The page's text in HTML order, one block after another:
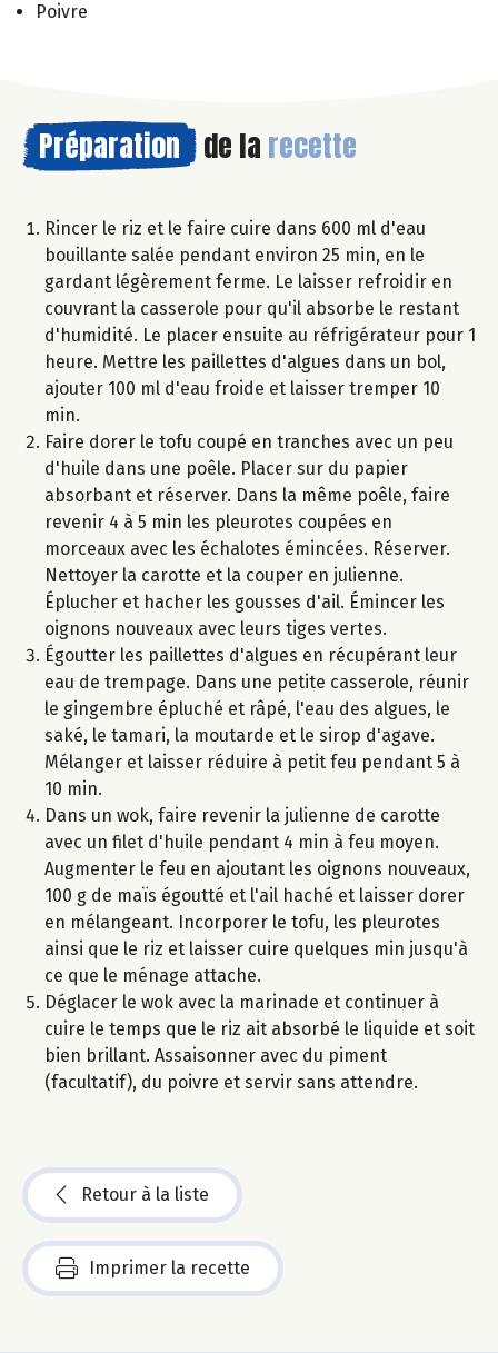
Poivre
Préparation de la recette
Rincer le riz et le faire cuire dans 600 ml d'eau
bouillante salée pendant environ 25 min, en le
gardant légèrement ferme. Le laisser refroidir en
couvrant la casserole pour qu'il absorbe le restant
d'humidité. Le placer ensuite au réfrigérateur pour 1
heure. Mettre les paillettes d'algues dans un bol,
ajouter 100 ml d'eau froide et laisser tremper 10
min.
Faire dorer le tofu coupé en tranches avec un peu
d'huile dans une poêle. Placer sur du papier
absorbant et réserver. Dans la même poêle, faire
revenir 4 à 5 min les pleurotes coupées en
morceaux avec les échalotes émincées. Réserver.
Nettoyer la carotte et la couper en julienne.
Éplucher et hacher les gousses d'ail. Émincer les
oignons nouveaux avec leurs tiges vertes.
Égoutter les paillettes d'algues en récupérant leur
eau de trempage. Dans une petite casserole, réunir
le gingembre épluché et râpé, l'eau des algues, le
saké, le tamari, la moutarde et le sirop d'agave.
Mélanger et laisser réduire à petit feu pendant 5 à
10 min.
Dans un wok, faire revenir la julienne de carotte
avec un filet d'huile pendant 4 min à feu moyen.
Augmenter le feu en ajoutant les oignons nouveaux,
100 g de maïs égoutté et l'ail haché et laisser dorer
en mélangeant. Incorporer le tofu, les pleurotes
ainsi que le riz et laisser cuire quelques min jusqu'à
ce que le ménage attache.
Déglacer le wok avec la marinade et continuer à
cuire le temps que le riz ait absorbé le liquide et soit
bien brillant. Assaisonner avec du piment
(facultatif), du poivre et servir sans attendre.
Retour à la liste
Imprimer la recette